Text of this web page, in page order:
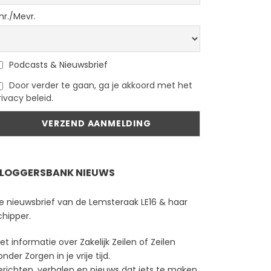
Mevr.
Podcasts & Nieuwsbrief
Door verder te gaan, ga je akkoord met het
beleid.
NIEUWS
nieuwsbrief van de Lemsteraak LE16 & haar
informatie over Zakelijk Zeilen of Zeilen
Zorgen in je vrije tijd.